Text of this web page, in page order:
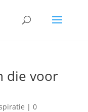
die voor
| 0